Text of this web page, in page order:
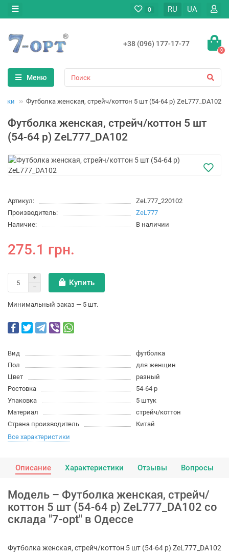
0 RU UA
+38 (096) 177-17-77
0
Меню
Футболка женская, стрейч/коттон 5 шт (54-64 р) ZeL777_DA102
Футболка женская, стрейч/коттон 5 шт
(54-64 р) ZeL777_DA102
Артикул:
ZeL777_220102
Производитель:
ZeL777
Наличие:
В наличии
275.1 грн.
Купить
Минимальный заказ — 5 шт.
Вид
футболка
Пол
для женщин
Цвет
разный
Ростовка
54-64 р
Упаковка
5 штук
Материал
стрейч/коттон
Страна производитель
Китай
Все характеристики
Описание Характеристики Отзывы Вопросы
Модель – Футболка женская, стрейч/
коттон 5 шт (54-64 р) ZeL777_DA102 со
склада "7-opt" в Одессе
Футболка женская, стрейч/коттон 5 шт (54-64 р) ZeL777_DA102